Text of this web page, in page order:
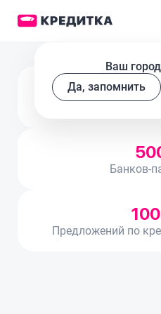
Ваш
Да, запомнить
Более
Банков-
Предложений по